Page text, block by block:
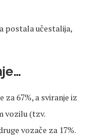
postala učestalija,
za 67%, a sviranje iz
vozilu (tzv.
vozače za 17%.